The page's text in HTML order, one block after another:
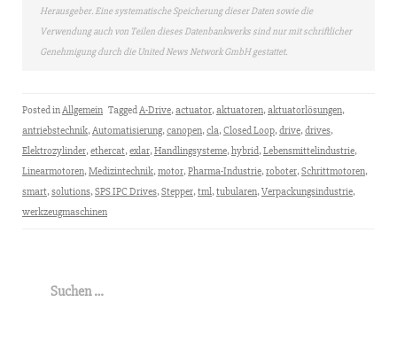
Herausgeber. Eine systematische Speicherung dieser Daten sowie die
Verwendung auch von Teilen dieses Datenbankwerks sind nur mit schriftlicher
Genehmigung durch die United News Network GmbH gestattet.
Posted inAllgemein TaggedA-Drive,actuator,aktuatoren,aktuatorlösungen,
antriebstechnik,Automatisierung,canopen,cla,Closed Loop,drive,drives,
Elektrozylinder,ethercat,exlar,Handlingsysteme,hybrid,Lebensmittelindustrie,
Linearmotoren,Medizintechnik,motor,Pharma-Industrie,roboter,Schrittmotoren,
smart,solutions,SPS IPC Drives,Stepper,tml,tubularen,Verpackungsindustrie,
werkzeugmaschinen
nach: